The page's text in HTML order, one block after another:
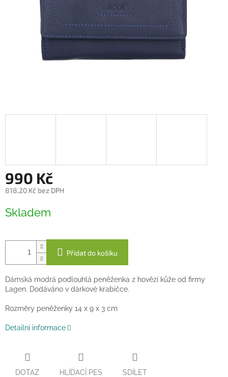
990 Kč
818,20 Kč bez DPH
cena:
Skladem
Přidat do košíku
Dámská modrá podlouhlá peněženka z hovězí kůže od firmy
Lagen. Dodáváno v dárkové krabičce.
Rozměry peněženky 14 x 9 x 3 cm
Detailní informace
DOTAZ HLÍDACÍ PES SDÍLET